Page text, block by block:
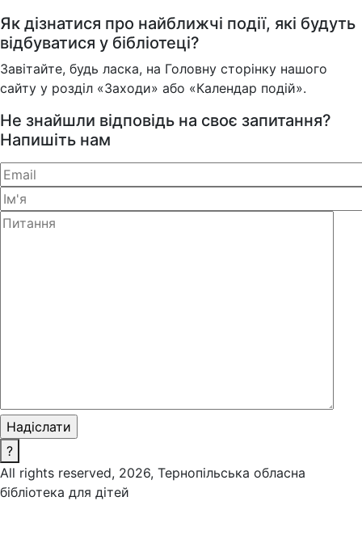
Як дізнатися про найближчі події, які будуть
відбуватися у бібліотеці?
Завітайте, будь ласка, на Головну сторінку нашого
сайту у розділ «Заходи» або «Календар подій».
Не знайшли відповідь на своє запитання?
Напишіть нам
?
All rights reserved, 2026, Тернопільська обласна
бібліотека для дітей